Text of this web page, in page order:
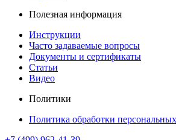
Полезная информация
Инструкции
Часто задаваемые вопросы
Документы и сертификаты
Статьи
Видео
Политики
Политика обработки